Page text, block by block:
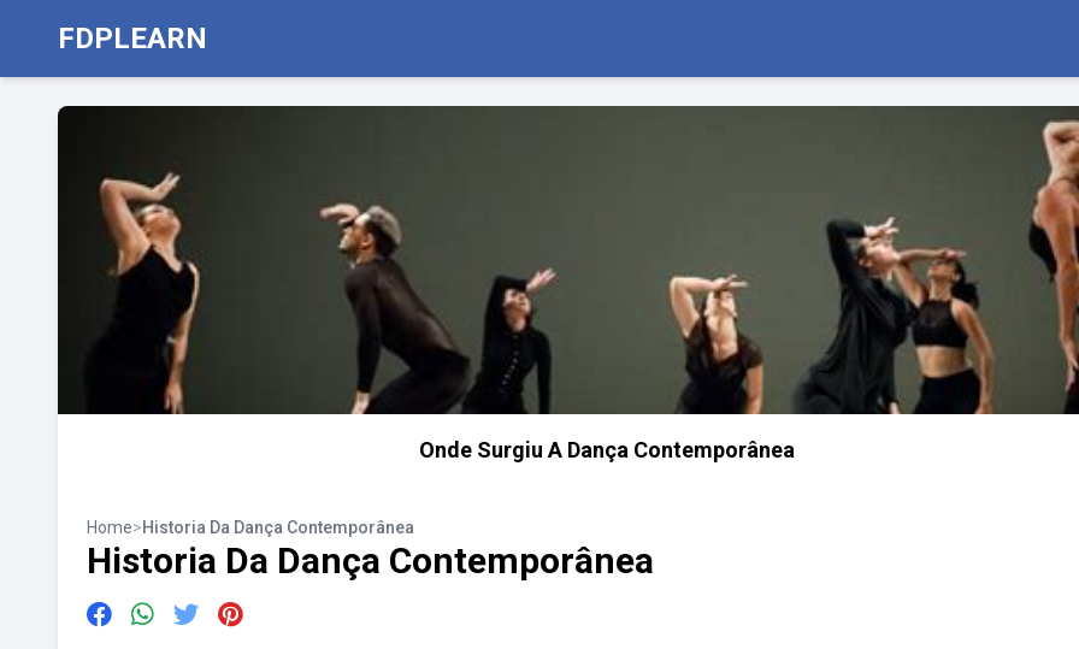
FDPLEARN
Onde Surgiu A Dança Contemporânea
Home>Historia Da Dança Contemporânea
Historia Da Dança Contemporânea